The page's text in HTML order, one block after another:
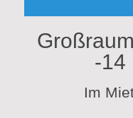
-14
Im